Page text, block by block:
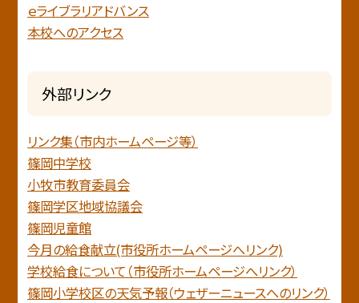
ｅライブラリアドバンス
本校へのアクセス
外部リンク
リンク集（市内ホームページ等）
篠岡中学校
小牧市教育委員会
篠岡学区地域協議会
篠岡児童館
今月の給食献立(市役所ホームページへリンク)
学校給食について（市役所ホームページへリンク）
篠岡小学校区の天気予報（ウェザーニュースへのリンク）